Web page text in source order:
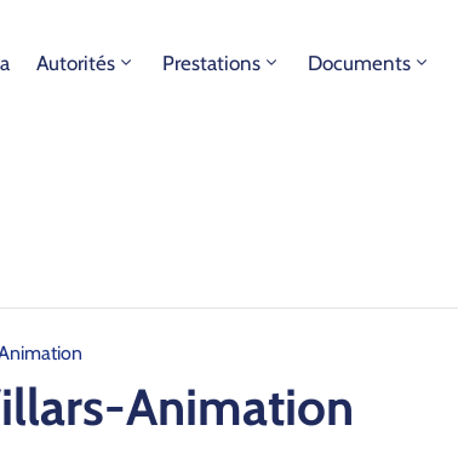
Autorités Prestations Documents
Animation